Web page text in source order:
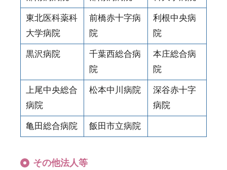
東北医科薬科
大学病院
前橋赤十字病
院
利根中央病
院
黒沢病院
千葉西総合病
院
本庄総合病
院
上尾中央総合
病院
松本中川病院
深谷赤十字
病院
亀田総合病院 飯田市立病院
その他法人等